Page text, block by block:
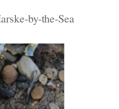
by-the-Sea